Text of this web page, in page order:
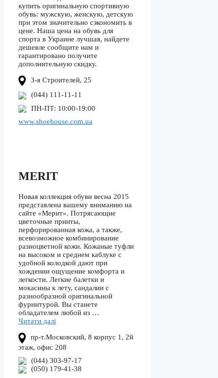
купить оригинальную спортивную
обувь: мужскую, женскую, детскую
при этом значительно сэкономить в
цене. Наша цена на обувь для
спорта в Украине лучшая, найдете
дешевле сообщите нам и
гарантировано получите
дополнительную скидку.
3-я Строителей, 25
(044) 111-11-11
ПН-ПТ: 10:00-19:00
www.shoehouse.com.ua
MERIT
Новая коллекция обуви весна 2015
представлена вашему вниманию на
сайте «Мерит». Потрясающие
цветочные принты,
перфорированная кожа, а также,
всевозможное комбинирование
разноцветной кожи. Кожаные туфли
на высоком и среднем каблуке с
удобной колодкой дают при
хождении ощущение комфорта и
легкости. Легкие балетки и
мокасины к лету, сандалии с
разнообразной оригинальной
фурнитурой. Вы станете
обладателем любой из …
Читати далі
пр-т.Московcкий, 8 корпус 1, 2й
этаж, офис 208
(044) 303-97-17
(050) 179-41-38